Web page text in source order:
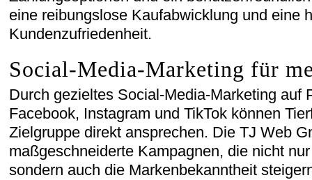
eine reibungslose Kaufabwicklung und eine
Kundenzufriedenheit.
Social-Media-Marketing für
Durch gezieltes Social-Media-Marketing auf
Facebook, Instagram und TikTok können
Zielgruppe direkt ansprechen. Die TJ Web
maßgeschneiderte Kampagnen, die nicht
sondern auch die Markenbekanntheit